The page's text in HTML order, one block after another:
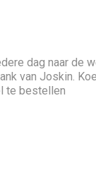
dag naar de
van Joskin.
te bestellen